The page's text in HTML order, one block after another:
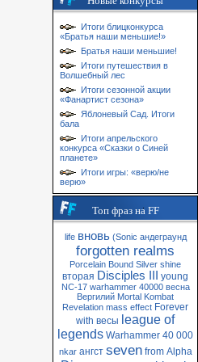
Итоги блицконкурса
«Братья наши меньшие!»
Братья наши меньшие!
Итоги путешествия в
Волшебный лес
Итоги сезонной акции
«Фанартист сезона»
Яблоневый Сад. Итоги
бала
Итоги апрельского
конкурса «Сказки о Синей
планете»
Итоги игры: «верю/не
верю»
Топ фраз на FF
life вновь (Sonic андеграунд
forgotten realms
Porcelain Bound Silver shine
вторая Disciples III young
NC-17 warhammer 40000 весна
Вергилий Mortal Kombat
Revelation mass effect Forever
with весы league of
legends Warhammer 40 000
nkar ангст seven from Alpha